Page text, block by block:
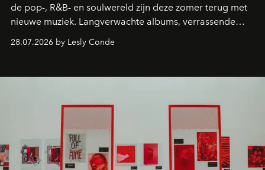
de pop-, R&B- en soulwereld zijn deze zomer terug met
nieuwe muziek. Langverwachte albums, verrassende
comebacks en veelbelovende nieuwe projecten: dit zijn
de releases die je niet mag missen.
28.07.2026 by Lesly Conde